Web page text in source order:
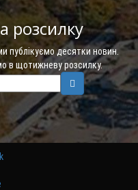
розсилку
публікуємо десятки новин.
в щотижневу розсилку.